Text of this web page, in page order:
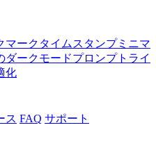
マーク タイムスタンプミニマ
ダークモードプロンプトライ
化
ス FAQ サポート